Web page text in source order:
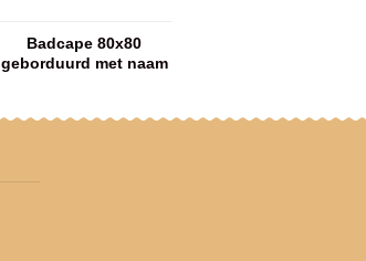
Badcape 80x80
geborduurd met naam